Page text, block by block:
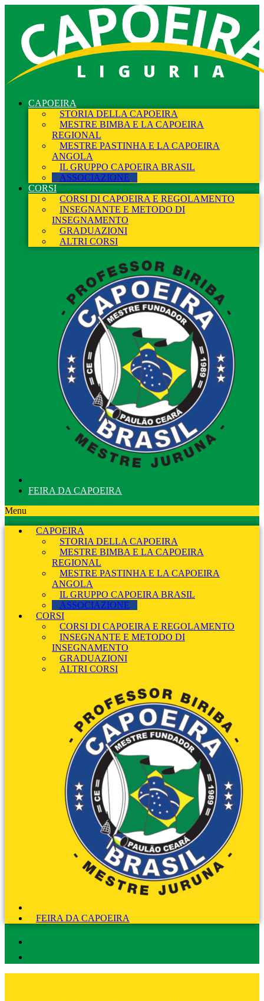
LIGURIA
CAPOEIRA
STORIA DELLA CAPOEIRA
MESTRE BIMBA E LA CAPOEIRA
REGIONAL
MESTRE PASTINHA E LA CAPOEIRA
ANGOLA
IL GRUPPO CAPOEIRA BRASIL
ASSOCIAZIONE
CORSI
CORSI DI CAPOEIRA E REGOLAMENTO
INSEGNANTE E METODO DI
INSEGNAMENTO
GRADUAZIONI
ALTRI CORSI
FEIRA DA CAPOEIRA
Menu
CAPOEIRA
STORIA DELLA CAPOEIRA
MESTRE BIMBA E LA CAPOEIRA
REGIONAL
MESTRE PASTINHA E LA CAPOEIRA
ANGOLA
IL GRUPPO CAPOEIRA BRASIL
ASSOCIAZIONE
CORSI
CORSI DI CAPOEIRA E REGOLAMENTO
INSEGNANTE E METODO DI
INSEGNAMENTO
GRADUAZIONI
ALTRI CORSI
FEIRA DA CAPOEIRA